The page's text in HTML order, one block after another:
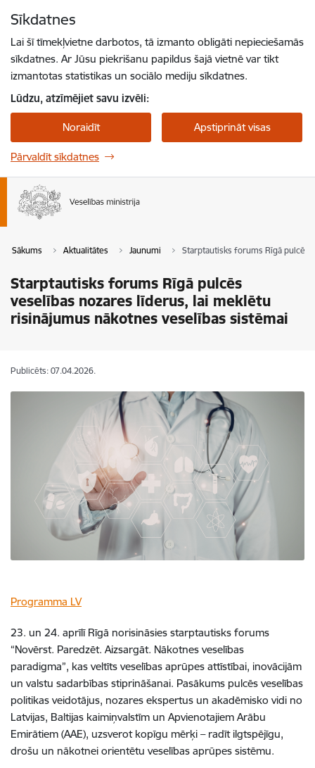
Sīkdatnes
Lai šī tīmekļvietne darbotos, tā izmanto obligāti nepieciešamās
sīkdatnes. Ar Jūsu piekrišanu papildus šajā vietnē var tikt
izmantotas statistikas un sociālo mediju sīkdatnes.
Lūdzu, atzīmējiet savu izvēli:
Noraidīt Apstiprināt visas
Pārvaldīt sīkdatnes
Sākums Aktualitātes Jaunumi Starptautisks forums Rīgā pulcēs
Starptautisks forums Rīgā pulcēs
veselības nozares līderus, lai meklētu
risinājumus nākotnes veselības sistēmai
Publicēts: 07.04.2026.
Programma LV
23. un 24. aprīlī Rīgā norisināsies starptautisks forums
“Novērst. Paredzēt. Aizsargāt. Nākotnes veselības
paradigma”, kas veltīts veselības aprūpes attīstībai, inovācijām
un valstu sadarbības stiprināšanai. Pasākums pulcēs veselības
politikas veidotājus, nozares ekspertus un akadēmisko vidi no
Latvijas, Baltijas kaimiņvalstīm un Apvienotajiem Arābu
Emirātiem (AAE), uzsverot kopīgu mērķi – radīt ilgtspējīgu,
drošu un nākotnei orientētu veselības aprūpes sistēmu.